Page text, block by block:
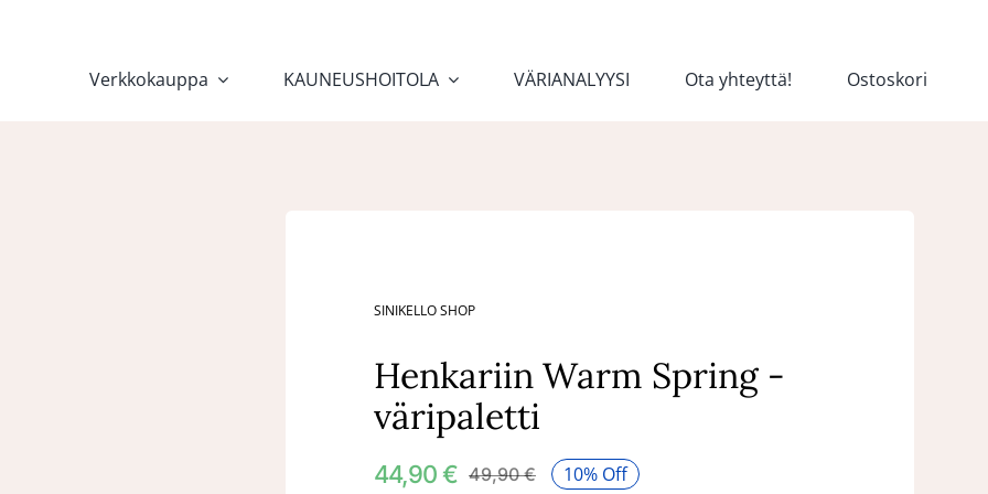
Verkkokauppa KAUNEUSHOITOLA VÄRIANALYYSI Ota yhteyttä! Ostoskori
SINIKELLO SHOP
Henkariin Warm Spring -
väripaletti
49,90€Alkuperäinen
44,90€
Nykyinen
10% Off